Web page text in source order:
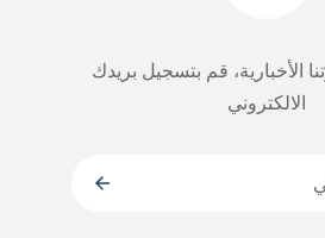
الأخبارية، قم بتسجيل بريدك
الالكتروني